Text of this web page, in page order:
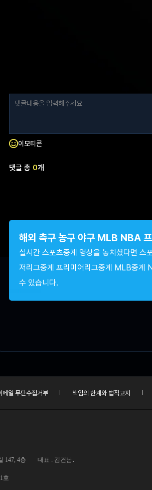
이모티콘
댓글 총 0개
해외 축구 농구 야구 MLB NBA
실시간 스포츠중계 영상을 놓치셨다면 스
저리그중계 프리미어리그중계 MLB중계
수 있습니다.
메일 무단수집거부 책임의 한계와 법적고지
147, 4층 대표 : 김건남.
호